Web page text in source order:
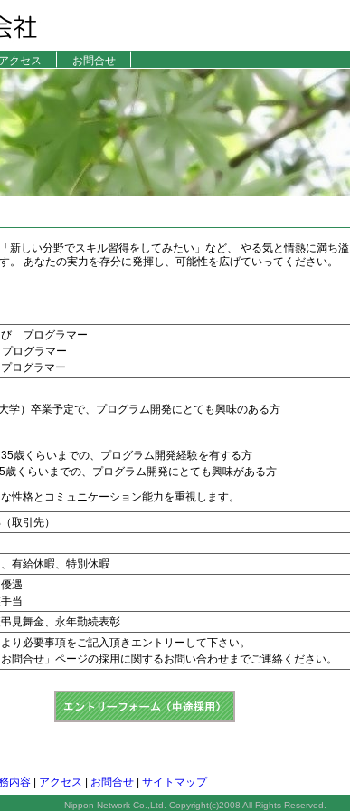
アクセス お問合せ
新しい分野でスキル習得をしてみたい」など、 やる気と情熱に満ち溢
あなたの実力を存分に発揮し、可能性を広げていってください。
び プログラマー
ログラマー
ログラマー
学）卒業予定で、プログラム開発にとても興味のある方
くらいまでの、プログラム開発経験を有する方
くらいまでの、プログラム開発にとても興味がある方
性格とコミュニケーション能力を重視します。
取引先）
有給休暇、特別休暇
遇
当
見舞金、永年勤続表彰
り必要事項をご記入頂きエントリーして下さい。
問合せ」ページの採用に関するお問い合わせまでご連絡ください。
内容 アクセス お問合せ サイトマップ
Nippon Network Co.,Ltd. Copyright(c)2008 All Rights Reserved.